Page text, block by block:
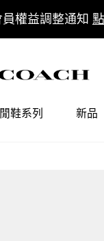
權益調整通知
鞋系列 新品